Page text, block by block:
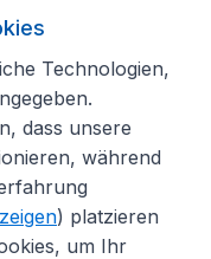
Technologien,
dass unsere
während
) platzieren
um Ihr